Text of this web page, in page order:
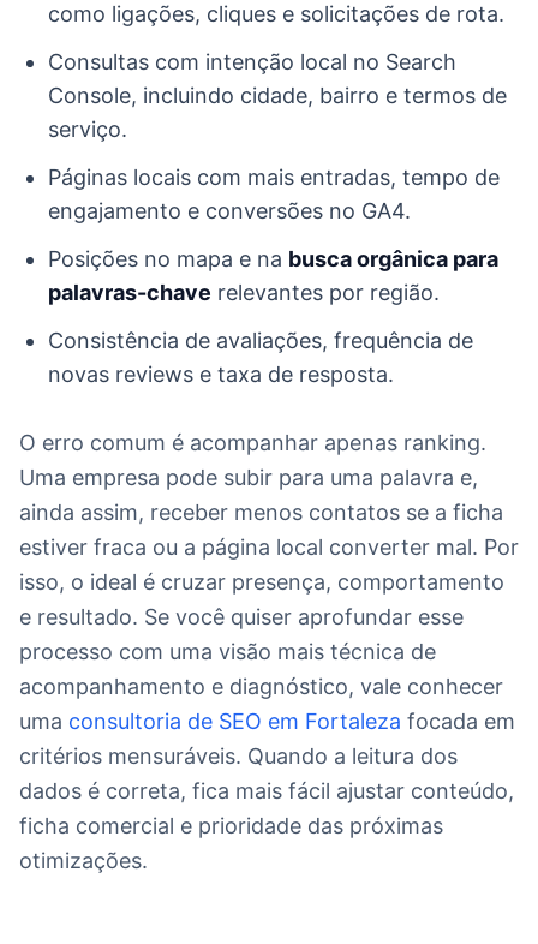
como ligações, cliques e solicitações de rota.
Consultas com intenção local no Search
Console, incluindo cidade, bairro e termos de
serviço.
Páginas locais com mais entradas, tempo de
engajamento e conversões no GA4.
Posições no mapa e na busca orgânica para
palavras-chave relevantes por região.
Consistência de avaliações, frequência de
novas reviews e taxa de resposta.
O erro comum é acompanhar apenas ranking.
Uma empresa pode subir para uma palavra e,
ainda assim, receber menos contatos se a ficha
estiver fraca ou a página local converter mal. Por
isso, o ideal é cruzar presença, comportamento
e resultado. Se você quiser aprofundar esse
processo com uma visão mais técnica de
acompanhamento e diagnóstico, vale conhecer
uma consultoria de SEO em Fortaleza focada em
critérios mensuráveis. Quando a leitura dos
dados é correta, fica mais fácil ajustar conteúdo,
ficha comercial e prioridade das próximas
otimizações.